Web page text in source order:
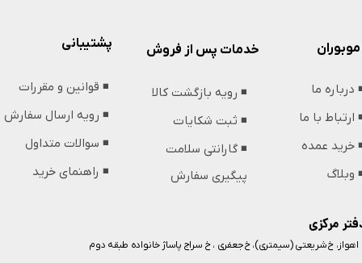
مرکزی
اهواز، خ شریعتی (سیمتری)، خ جعفری ، خ سراج پاساژ خانواده طبقه دوم
پشتیبانی
◾️ قوانین و مقررات
◾️ رویه ارسال سفارش
◾️ سوالات متداول
◾️ راهنمای خرید
موبوران
درباره ما
ارتباط با ما
خرید عمده
وبلاگ
خدمات پس از فروش
◾️ رویه بازگشت کالا
◾️ ثبت شکایات
◾️ گارانتی سلامت
پیگیری سفارش